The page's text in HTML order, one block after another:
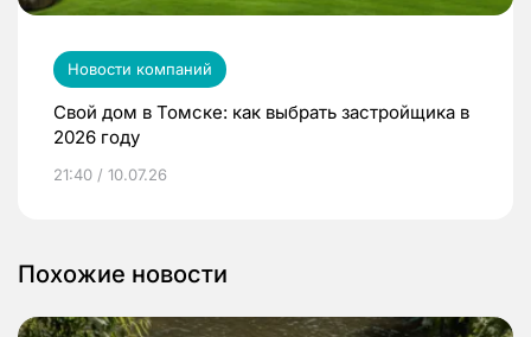
Новости компаний
Свой дом в Томске: как выбрать застройщика в
2026 году
21:40 / 10.07.26
Похожие новости